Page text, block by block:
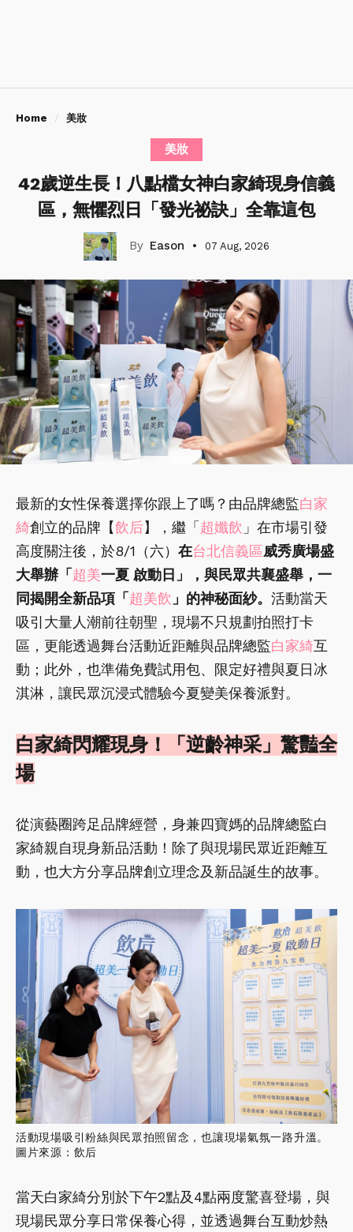
Home 美妝
美妝
42歲逆生長！八點檔女神白家綺現身信義
區，無懼烈日「發光祕訣」全靠這包
Eason 07 Aug, 2026
最新的女性保養選擇你跟上了嗎？由品牌總監白家
綺創立的品牌【飲后】，繼「 超孅飲 」在市場引發
高度關注後，於8/1（六） 在台北信義區威秀廣場盛
大舉辦「 超美一夏 啟動日」，與民眾共襄盛舉，一
同揭開全新品項「 超美飲 」的神秘面紗。 活動當天
吸引大量人潮前往朝聖，現場不只規劃拍照打卡
區，更能透過舞台活動近距離與品牌總監白家綺互
動；此外，也準備免費試用包、限定好禮與夏日冰
淇淋，讓民眾沉浸式體驗今夏變美保養派對。
白家綺閃耀現身！「逆齡神采」驚豔全
場
從演藝圈跨足品牌經營，身兼四寶媽的品牌總監白
家綺親自現身新品活動！除了與現場民眾近距離互
動，也大方分享品牌創立理念及新品誕生的故事。
活動現場吸引粉絲與民眾拍照留念，也讓現場氣氛一路升溫。
圖片來源：飲后
當天白家綺分別於下午2點及4點兩度驚喜登場，與
現場民眾分享日常保養心得，並透過舞台互動炒熱